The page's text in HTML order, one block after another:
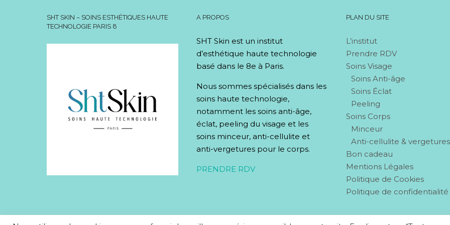
SHT SKIN – SOINS ESTHÉTIQUES HAUTE
TECHNOLOGIE PARIS 8
A PROPOS
SHT Skin est un institut
d’esthétique haute technologie
basé dans le 8e à Paris.
Nous sommes spécialisés dans les
soins haute technologie,
notamment les soins anti-âge,
éclat, peeling du visage et les
soins minceur, anti-cellulite et
anti-vergetures pour le corps.
PRENDRE RDV
PLAN DU SITE
L’institut
Prendre RDV
Soins Visage
Soins Anti-âge
Soins Éclat
Peeling
Soins Corps
Minceur
Anti-cellulite & vergetures
Bon cadeau
Mentions Légales
Politique de Cookies
Politique de confidentialité